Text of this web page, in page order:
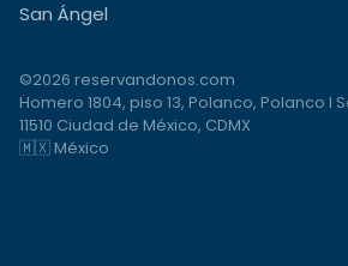
San Ángel
©2026 reservandonos.com
Homero 1804, piso 13, Polanco, Polanco I
11510 Ciudad de México, CDMX
🇲🇽 México